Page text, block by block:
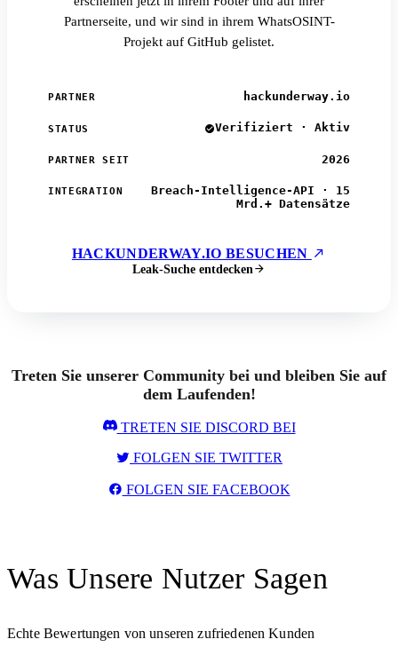
Partnerseite, und wir sind in ihrem WhatsOSINT-
Projekt auf GitHub gelistet.
PARTNER hackunderway.io
STATUS Verifiziert · Aktiv
PARTNER SEIT 2026
INTEGRATION
Breach-Intelligence-API · 15
Mrd.+ Datensätze
HACKUNDERWAY.IO BESUCHEN
Leak-Suche entdecken
Treten Sie unserer Community bei und bleiben Sie auf
dem Laufenden!
TRETEN SIE DISCORD BEI
FOLGEN SIE TWITTER
FOLGEN SIE FACEBOOK
Was Unsere Nutzer Sagen
Echte Bewertungen von unseren zufriedenen Kunden